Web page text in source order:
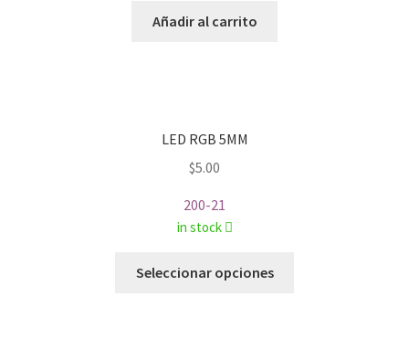
Añadir al carrito
LED RGB 5MM
$5.00
200-21
in stock
Seleccionar opciones